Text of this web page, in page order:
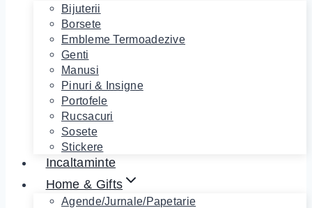
Bijuterii
Borsete
Embleme Termoadezive
Genti
Manusi
Pinuri & Insigne
Portofele
Rucsacuri
Sosete
Stickere
Incaltaminte
Home & Gifts
Agende/Jurnale/Papetarie